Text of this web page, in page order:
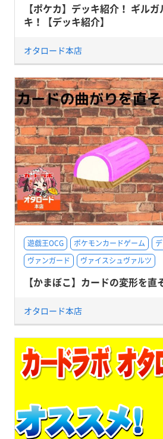
【ポケカ】デッキ紹介！ ギル
キ！【デッキ紹介】
オタロード本店
遊戯王OCG ポケモンカードゲーム
ヴァンガード
ヴァイスシュヴァルツ
【かまぼこ】カードの変形を直
オタロード本店